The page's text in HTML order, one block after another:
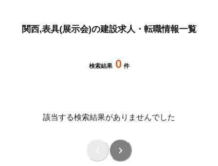
関西,表具(展示会)の建設求人・転職情報一覧
検索結果 0 件
該当する検索結果がありませんでした